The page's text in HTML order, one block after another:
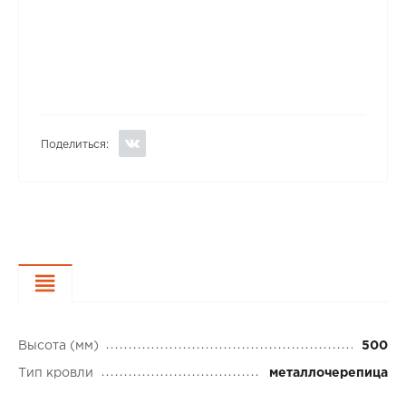
Поделиться:
Высота (мм) 500
Тип кровли металлочерепица